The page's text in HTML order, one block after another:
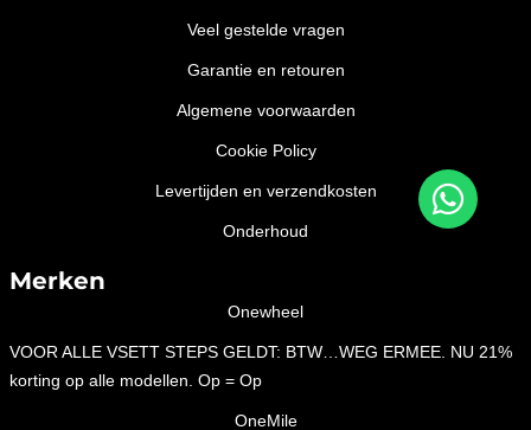
Veel gestelde vragen
Garantie en retouren
Algemene voorwaarden
Cookie Policy
Levertijden en verzendkosten
Onderhoud
Merken
Onewheel
VOOR ALLE VSETT STEPS GELDT: BTW…WEG ERMEE. NU 21%
korting op alle modellen. Op = Op
OneMile